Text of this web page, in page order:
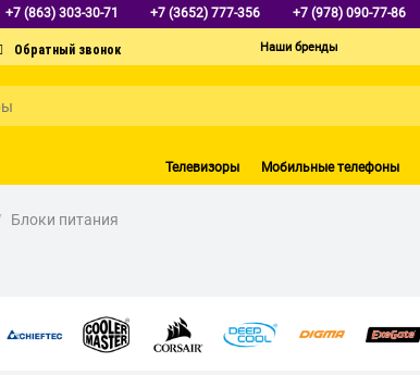
+7 (863) 303-30-71 +7 (3652) 777-356 +7 (978) 090-77-86
Наши бренды
Телевизоры Мобильные телефоны
Блоки питания